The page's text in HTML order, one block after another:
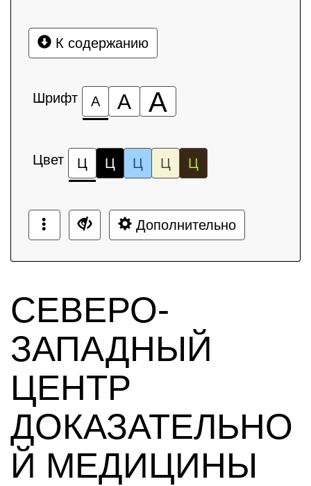
К содержанию
Шрифт А А А
Цвет Ц Ц Ц Ц Ц
Дополнительно
СЕВЕРО-
ЗАПАДНЫЙ
ЦЕНТР
ДОКАЗАТЕЛЬНО
Й МЕДИЦИНЫ